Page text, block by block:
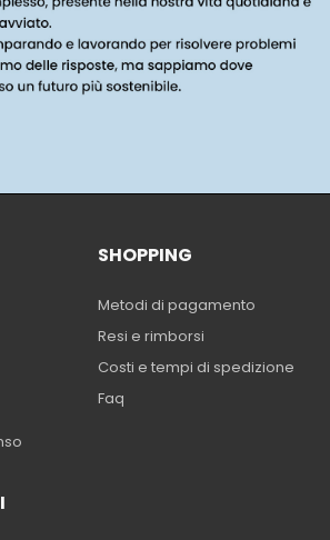
SHOPPING
Metodi di pagamento
Resi e rimborsi
Costi e tempi di spedizione
Faq